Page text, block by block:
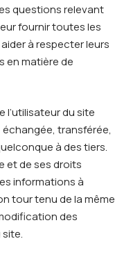
questions relevant
fournir toutes les
à respecter leurs
en matière de
l’utilisateur du site
échangée, transférée,
à des tiers.
et de ses droits
informations à
tour tenu de la même
des
site.